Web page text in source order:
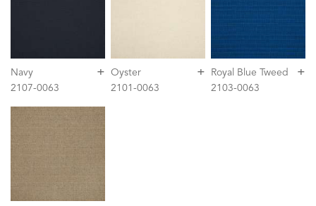
+
Navy
2107-0063
+
Oyster
2101-0063
+
Royal Blue Tweed
2103-0063